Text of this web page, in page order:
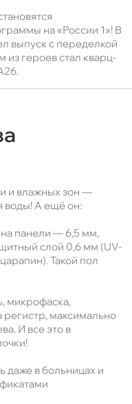
на «России 1»! В
выпуск с переделкой
героев стал кварц-
и влажных зон —
воды! А ещё он:
панели — 6,5 мм,
слой 0,6 мм (UV-
Такой пол
микрофаска,
максимально
И все это в
даже в больницах и